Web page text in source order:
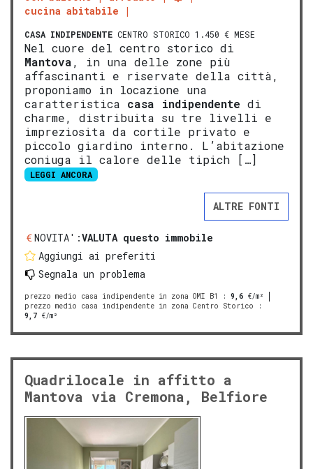
cucina abitabile
CASA INDIPENDENTE CENTRO STORICO 1.450 € MESE
Nel cuore del centro storico di
Mantova, in una delle zone più
affascinanti e riservate della città,
proponiamo in locazione una
caratteristica casa indipendente di
charme, distribuita su tre livelli e
impreziosita da cortile privato e
piccolo giardino interno. L’abitazione
coniuga il calore delle tipich […]
LEGGI ANCORA
ALTRE FONTI
NOVITA':VALUTA questo immobile
Aggiungi ai preferiti
Segnala un problema
prezzo medio casa indipendente in zona OMI B1 : 9,6 €/m²
prezzo medio casa indipendente in zona Centro Storico :
9,7 €/m²
Quadrilocale in affitto a
Mantova via Cremona, Belfiore